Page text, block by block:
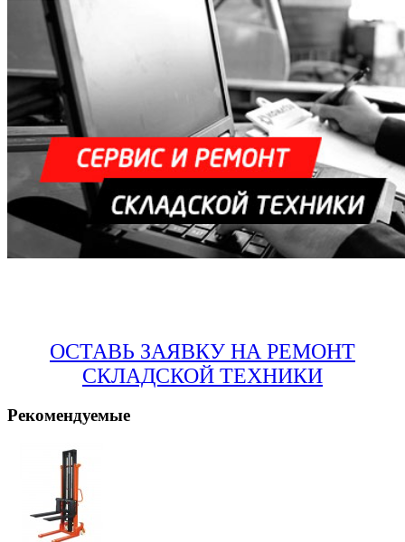
ОСТАВЬ ЗАЯВКУ НА РЕМОНТ
СКЛАДСКОЙ ТЕХНИКИ
Рекомендуемые